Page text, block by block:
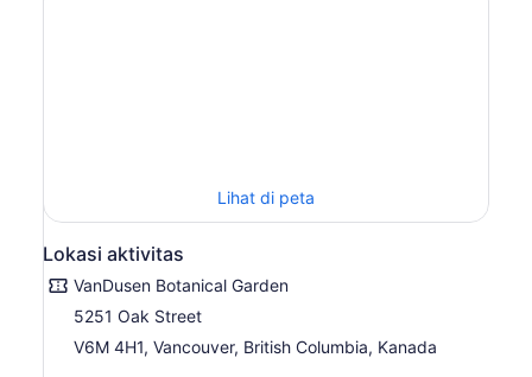
Lihat di peta
Lokasi aktivitas
VanDusen Botanical Garden
5251 Oak Street
V6M 4H1, Vancouver, British Columbia, Kanada